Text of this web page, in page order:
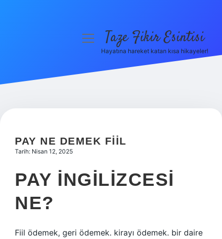
Hakkımızda
menüyüTaze Fikir Esintisi
Hayatına hareket katan kısa hikayeler!
PAY NE DEMEK FIIL
Tarih: Nisan 12, 2025
PAY INGILIZCESI
NE?
Fiil ödemek, geri ödemek. kirayı ödemek. bir daire